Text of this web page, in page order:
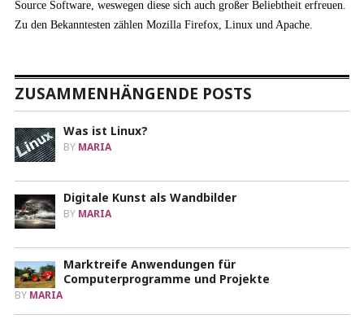
Source Software, weswegen diese sich auch großer Beliebtheit erfreuen.
Zu den Bekanntesten zählen Mozilla Firefox, Linux und Apache.
ZUSAMMENHÄNGENDE POSTS
Was ist Linux?
BY MARIA
Digitale Kunst als Wandbilder
BY MARIA
Marktreife Anwendungen für
Computerprogramme und Projekte
BY MARIA